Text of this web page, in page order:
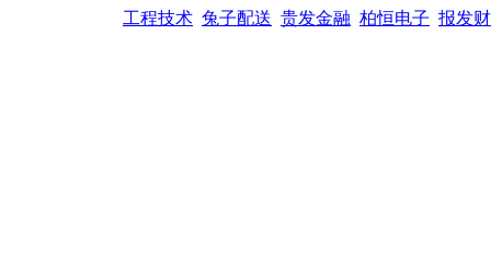
工程技术 兔子配送 贵发金融 柏恒电子 报发